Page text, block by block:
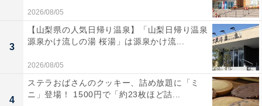
2026/08/05
3
【山梨県の人気日帰り温泉】「山梨日帰り温泉
源泉かけ流しの湯 桜湯」は源泉かけ流...
2026/08/05
4
ステラおばさんのクッキー、詰め放題に「ミ
ニ」登場！ 1500円で「約23枚ほど詰...